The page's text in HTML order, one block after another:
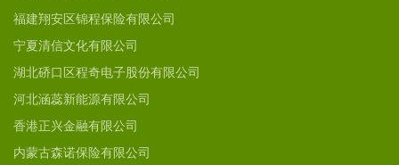
福建翔安区锦程保险有限公司
宁夏清信文化有限公司
湖北硚口区程奇电子股份有限公司
河北涵蕊新能源有限公司
香港正兴金融有限公司
内蒙古森诺保险有限公司